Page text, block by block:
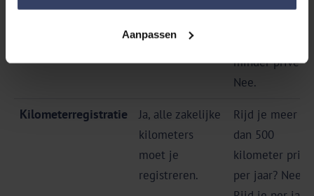
Aanpassen
minder privé?
Nee.
Kilometerregistratie
Ja, alle zakelijke
kilometers
moet je
registreren.
Rijd je meer
dan 500
kilometer privé
per jaar? Nee.